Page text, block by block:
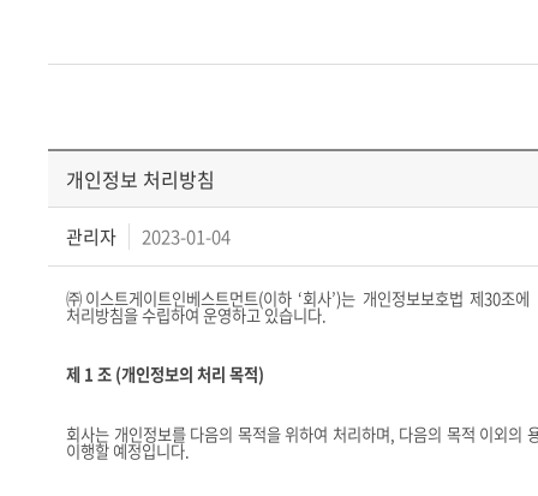
개인정보 처리방침
관리자 2023-01-04
㈜이스트게이트인베스트먼트(이하‘회사’)는 개인정보보호법 제30조에
처리방침을 수립하여 운영하고 있습니다.
제 1 조 (개인정보의 처리 목적)
회사는 개인정보를 다음의 목적을 위하여 처리하며 다음의 목적 이외의
이행할 예정입니다